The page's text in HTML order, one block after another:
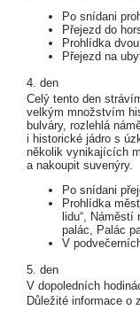
Po snídani
Přejezd do
Prohlídka
Přejezd na
4. den
Celý tento den
velkým množstvím
bulváry, rozlehlá
i historické jádro s
několik vynikajících
a nakoupit suvenýry.
Po snídani
Prohlídka
lidu“,
palác, Palác
V
5. den
V dopoledních
Důležité informace o